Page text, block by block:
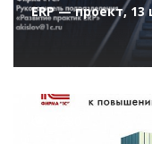
ERP — проект,